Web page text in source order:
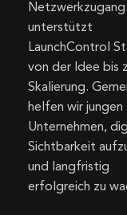
Netzwerkzugang
unterstützt
LaunchControl
von der Idee bis
Skalierung.
helfen wir jungen
Unternehmen,
Sichtbarkeit
und langfristig
erfolgreich zu